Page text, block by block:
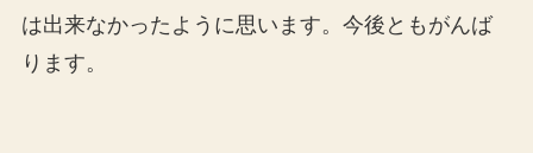
は出来なかったように思います。今後ともがんば
ります。